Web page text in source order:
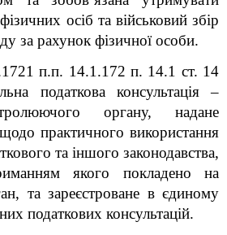
осіб та військовий збір
за рахунок фізичної особи.
1 п.п. 14.1.172 п. 14.1 ст. 14
податкова консультація –
органу, надане
практичного використання
та іншого законодавства,
якого покладено на
та зареєстроване в єдиному
податкових консультацій.